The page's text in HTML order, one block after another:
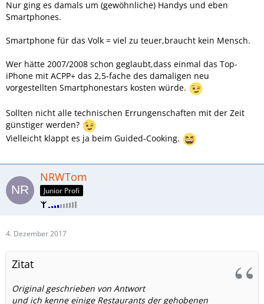
Nur ging es damals um (gewöhnliche) Handys und eben
Smartphones.
Smartphone für das Volk = viel zu teuer,braucht kein Mensch.
Wer hätte 2007/2008 schon geglaubt,dass einmal das Top-
iPhone mit ACPP+ das 2,5-fache des damaligen neu
vorgestellten Smartphonestars kosten würde.
Sollten nicht alle technischen Errungenschaften mit der Zeit
günstiger werden?
Vielleicht klappt es ja beim Guided-Cooking.
NRWTom
Junior Profi
4. Dezember 2017
Zitat
Original geschrieben von Antwort
und ich kenne einige Restaurants der gehobenen